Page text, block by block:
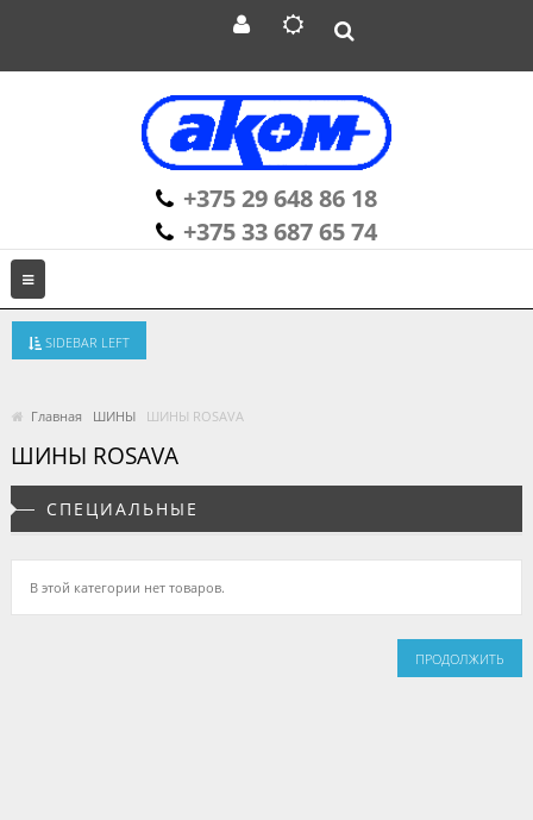
+375 29 648 86 18
+375 33 687 65 74
SIDEBAR LEFT
Главная ШИНЫ ШИНЫ ROSAVA
ШИНЫ ROSAVA
СПЕЦИАЛЬНЫЕ
В этой категории нет товаров.
ПРОДОЛЖИТЬ